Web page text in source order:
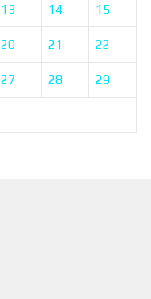
13 14 15
20 21 22
27 28 29